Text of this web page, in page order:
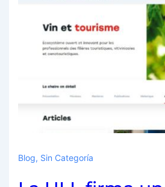
Blog, Sin Categoría